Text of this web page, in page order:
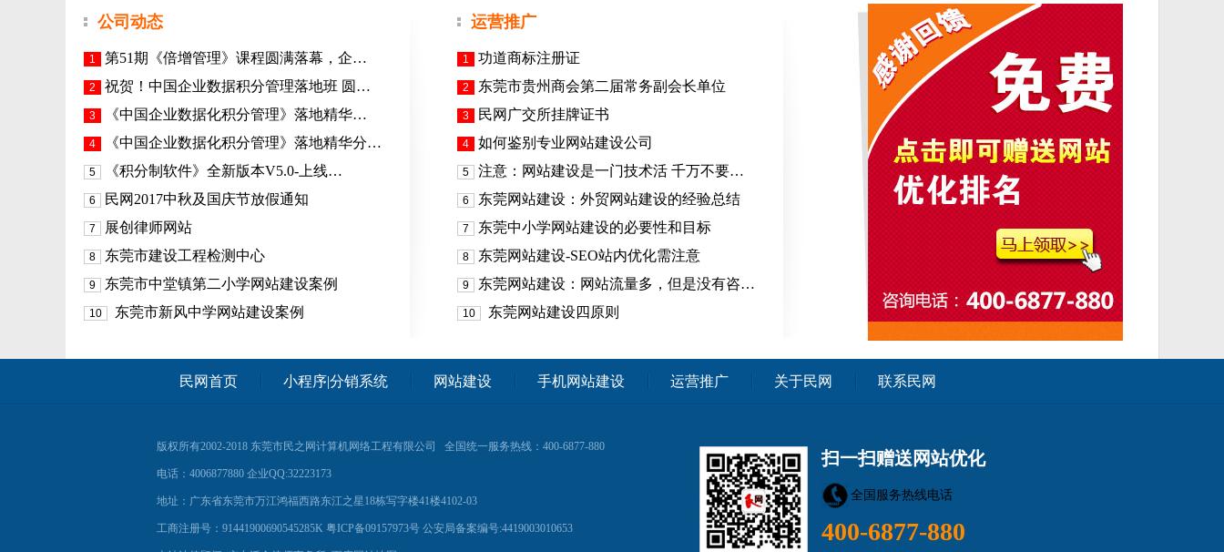
公司动态
1 第51期《倍增管理》课程圆满落幕，企…
2 祝贺！中国企业数据积分管理落地班 圆…
3 《​中国企业数据化积分管理》落地精华…
4 《中国企业数据化积分管理》落地精华分…
5 《积分制软件》全新版本V5.0-上线…
6 民网2017中秋及国庆节放假通知
7 展创律师网站
8 东莞市建设工程检测中心
9 东莞市中堂镇第二小学网站建设案例
10 东莞市新风中学网站建设案例
运营推广
1 功道商标注册证
2 东莞市贵州商会第二届常务副会长单位
3 民网广交所挂牌证书
4 如何鉴别专业网站建设公司
5 注意：网站建设是一门技术活 千万不要…
6 东莞网站建设：外贸网站建设的经验总结
7 东莞中小学网站建设的必要性和目标
8 东莞网站建设-SEO站内优化需注意
9 东莞网站建设：网站流量多，但是没有咨…
10 东莞网站建设四原则
民网首页 小程序|分销系统 网站建设 手机网站建设 运营推广 关于民网 联系民网
版权所有2002-2018 东莞市民之网计算机网络工程有限公司 全国统一服务热线：400-6877-880
电话：4006877880 企业QQ:32223173
地址：广东省东莞市万江鸿福西路东江之星18栋写字楼41楼4102-03
工商注册号：91441900690545285K 粤ICP备09157973号 公安局备案编号:4419003010653
扫一扫赠送网站优化
全国服务热线电话
400-6877-880